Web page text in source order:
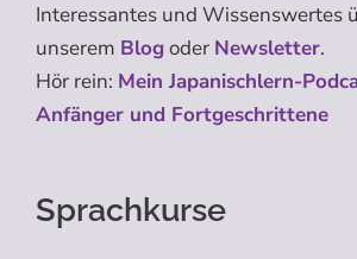
Interessantes und Wissenswertes
unserem Blogoder Newsletter.
Hör rein: Mein Japanischlern-
Anfänger und Fortgeschrittene
Sprachkurse